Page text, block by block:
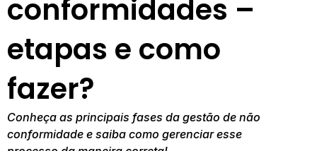
conformidades –
etapas e como
fazer?
Conheça as principais fases da gestão de não
conformidade e saiba como gerenciar esse